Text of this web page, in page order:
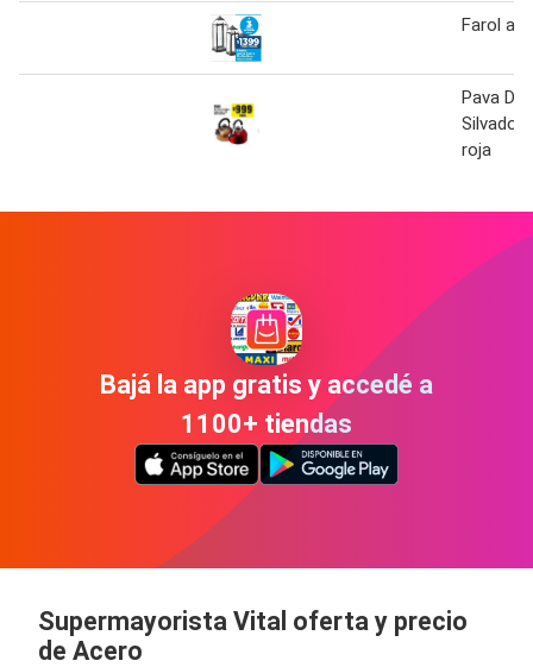
Farol
Pava De
roja
Bajá la app gratis y accedé a
1100+ tiendas
Supermayorista Vital oferta y precio
de Acero